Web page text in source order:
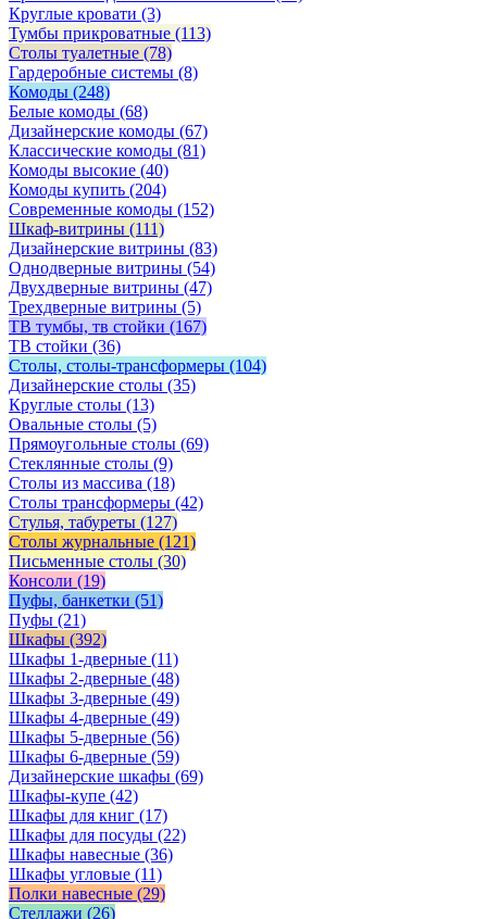
Круглые кровати (3)
Тумбы прикроватные (113)
Столы туалетные (78)
Гардеробные системы (8)
Комоды (248)
Белые комоды (68)
Дизайнерские комоды (67)
Классические комоды (81)
Комоды высокие (40)
Комоды купить (204)
Современные комоды (152)
Шкаф-витрины (111)
Дизайнерские витрины (83)
Однодверные витрины (54)
Двухдверные витрины (47)
Трехдверные витрины (5)
ТВ тумбы, тв стойки (167)
ТВ стойки (36)
Столы, столы-трансформеры (104)
Дизайнерские столы (35)
Круглые столы (13)
Овальные столы (5)
Прямоугольные столы (69)
Стеклянные столы (9)
Столы из массива (18)
Столы трансформеры (42)
Стулья, табуреты (127)
Столы журнальные (121)
Письменные столы (30)
Консоли (19)
Пуфы, банкетки (51)
Пуфы (21)
Шкафы (392)
Шкафы 1-дверные (11)
Шкафы 2-дверные (48)
Шкафы 3-дверные (49)
Шкафы 4-дверные (49)
Шкафы 5-дверные (56)
Шкафы 6-дверные (59)
Дизайнерские шкафы (69)
Шкафы-купе (42)
Шкафы для книг (17)
Шкафы для посуды (22)
Шкафы навесные (36)
Шкафы угловые (11)
Полки навесные (29)
Стеллажи (26)